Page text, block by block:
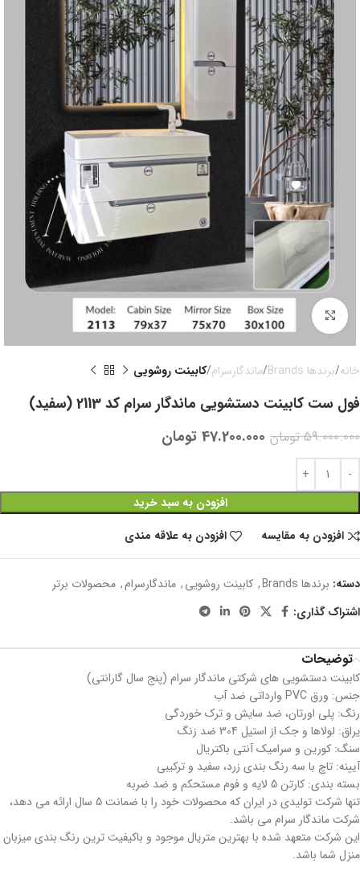
بزرگنمایی تصویر
خانه برندها Brands ماندگارسرام کابینت روشویی
فول ست کابینت دستشویی ماندگار سرام کد 2113 (سفید)
59.000.000تومان 47.200.000 تومان
افزودن به سبد خرید
افزودن به مقایسه
افزودن به علاقه مندی
دسته: برندها Brands , کابینت روشویی, ماندگارسرام, محصولات برتر
اشتراک گذاری:
توضیحات
کابینت دستشویی های شرکتی ماندگار سرام (پنج سال گارانتی)
جنس: ورق PVC وارداتی ضد آب
رنگ: پلی اورتان، ضد سایش و ترک خوردگی
یراق: لولاها و جک از استیل 304 ضد زنگ
سنگ: کورین و سرامیک آنتی باکتریال
آیینه: تاچ با سه رنگ بندی زرد، سفید و ترکیبی
بسته بندی: کارتن 5 لایه و فوم مستحکم و ضد ضربه
تنها شرکت تولیدی در ایران که محصولات خود را با ضمانت 5 سال ارائه می دهد،
شرکت ماندگار سرام می باشد.
این شرکت متعهد شده با بهترین متریال موجود و باکیفیت ترین رنگ بندی میزبان
منزل شما باشد.